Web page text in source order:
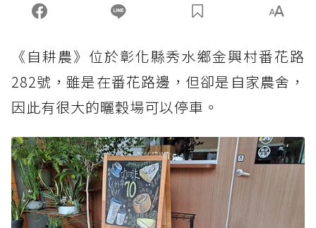
《自耕農》位於彰化縣秀水鄉金興村番花路
282號，雖是在番花路邊，但卻是自家農舍，
因此有很大的曬穀場可以停車。